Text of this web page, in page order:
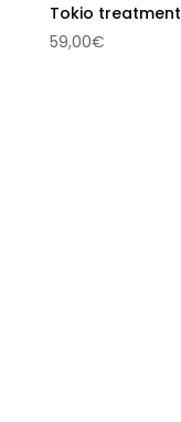
Tokio treatment
59,00€